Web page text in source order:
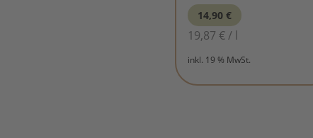
14,90 €
19,87 €/ l
inkl. 19 % MwSt.